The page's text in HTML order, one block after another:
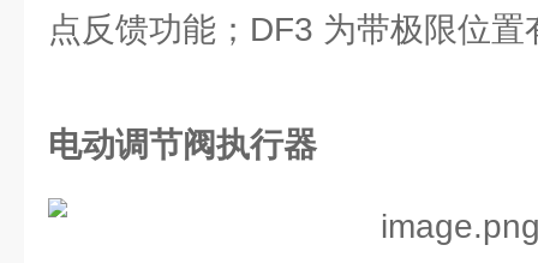
点反馈功能；DF3 为带极限位
电动调节阀执行器